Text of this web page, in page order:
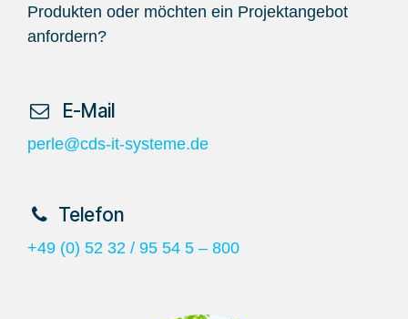
Produkten oder möchten ein Projektangebot
anfordern?
​ E-Mail
perle@cds-it-systeme.de
​Telefon
+49 (0) 52 32 / 95 54 5 – 800